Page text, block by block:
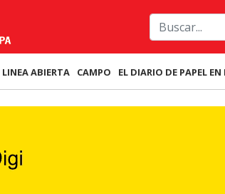
LINEA ABIERTA CAMPO EL DIARIO DE PAPEL